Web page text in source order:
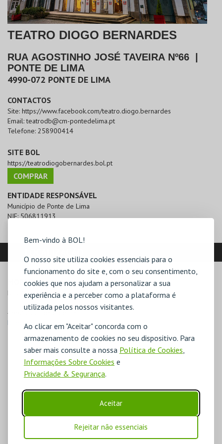
Bem-vindo à BOL!
O nosso site utiliza cookies essenciais para o
funcionamento do site e, com o seu consentimento,
cookies que nos ajudam a personalizar a sua
experiência e a perceber como a plataforma é
utilizada pelos nossos visitantes.
Ao clicar em "Aceitar" concorda com o
armazenamento de cookies no seu dispositivo. Para
saber mais consulte a nossa Política de Cookies,
Informações Sobre Cookies e
Privacidade & Segurança.
Aceitar
Rejeitar não essenciais
TEATRO DIOGO BERNARDES
RUA AGOSTINHO JOSÉ TAVEIRA Nº66
PONTE DE LIMA
4990-072 PONTE DE LIMA
CONTACTOS
Site: https://www.facebook.com/teatro.diogo.bernardes
Email:teatrodb@cm-pontedelima.pt
Telefone: 258900414
SITE BOL
https://teatrodiogobernardes.bol.pt
COMPRAR
ENTIDADE RESPONSÁVEL
Município de Ponte de Lima
NIF:506811913
MORADA
Rua Agostinho José Taveira Nº66
4990-072 Ponte de Lima
Direcções para Teatro Diogo Bernardes